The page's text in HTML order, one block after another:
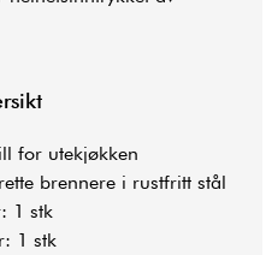
for utekjøkken
brennere i rustfritt stål
1 stk
1 stk